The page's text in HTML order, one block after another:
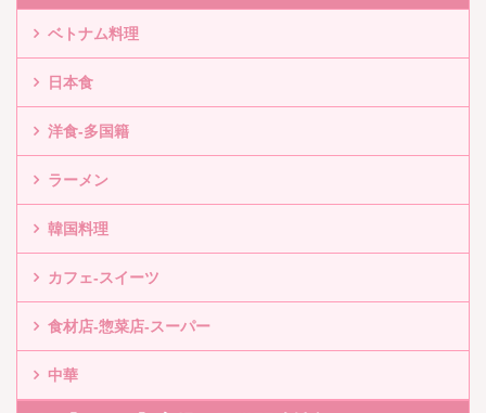
ベトナム料理
日本食
洋食-多国籍
ラーメン
韓国料理
カフェ-スイーツ
食材店-惣菜店-スーパー
中華